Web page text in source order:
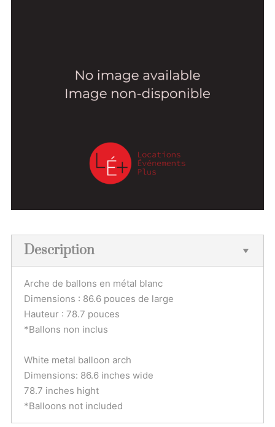
Description
Arche de ballons en métal blanc
Dimensions : 86.6 pouces de large
Hauteur : 78.7 pouces
*Ballons non inclus
White metal balloon arch
Dimensions: 86.6 inches wide
78.7 inches hight
*Balloons not included